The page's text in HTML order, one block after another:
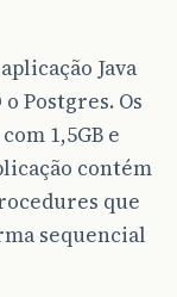
Java
o Postgres. Os
1,5GB e
contém
que
sequencial